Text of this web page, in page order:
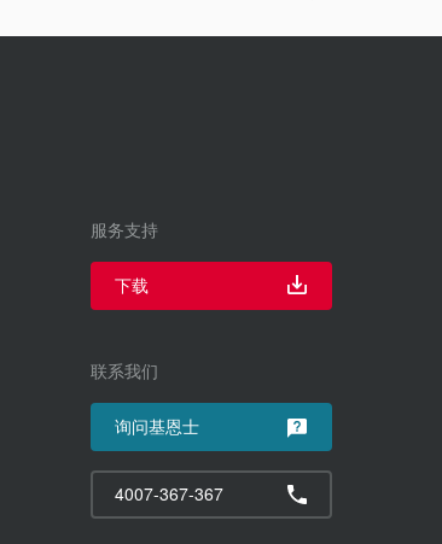
服务支持
下载
联系我们
询问基恩士
4007-367-367